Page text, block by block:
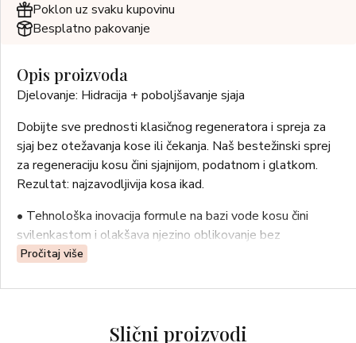
Poklon uz svaku kupovinu
Besplatno pakovanje
Opis proizvoda
Djelovanje: Hidracija + poboljšavanje sjaja
Dobijte sve prednosti klasičnog regeneratora i spreja za
sjaj bez otežavanja kose ili čekanja. Naš bestežinski sprej
za regeneraciju kosu čini sjajnijom, podatnom i glatkom.
Rezultat: najzavodljivija kosa ikad.
• Tehnološka inovacija formule na bazi vode kosu čini
svilenkastom i olakšava njezino oblikovanje bez
otežavanja.
• Originalni kompleks kamilice, gaveza, cvijeta kane,
kore ima blago obnavljajuće djelovanje.
Pročitaj više
Slični proizvodi